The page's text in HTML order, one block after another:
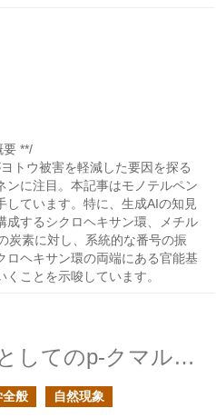
要 **/
トウ被害を軽減した要因を探る
ンに注目。本記事はモノテルペン
ています。特に、生成AIの知見
成するシクロヘキサン環、メチル
炭素に対し、系統的な番号の振
ロヘキサン環の両端にある官能基
ことを示唆しています。
アレロパシー物質としてのp-クマル酸とフェルラ酸の続き
全般 自然現象